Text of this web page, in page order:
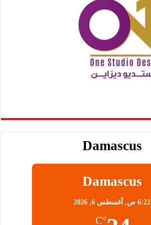
Damascus
Damascus
6:22 ص, أغسطس 6, 2026
°C